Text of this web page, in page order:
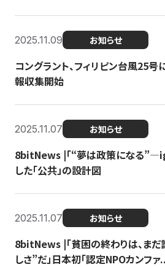
2025.11.09 お知らせ
コングラント、フィリピン台風25
報収集開始
2025.11.07 お知らせ
8bitNews |「“夢は政策になる
した「公共」の設計図
2025.11.07 お知らせ
8bitNews |「貧困の終わりは、ま
しさ”だ」日本初「認定NPOカンファ